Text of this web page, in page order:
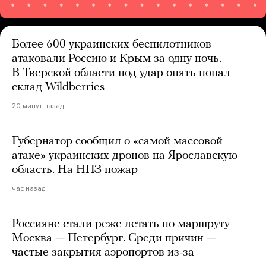
Более 600 украинских беспилотников
атаковали Россию и Крым за одну ночь.
В Тверской области под удар опять попал
склад Wildberries
20 минут назад
Губернатор сообщил о «самой массовой
атаке» украинских дронов на Ярославскую
область. На НПЗ пожар
час назад
Россияне стали реже летать по маршруту
Москва — Петербург. Среди причин —
частые закрытия аэропортов из-за